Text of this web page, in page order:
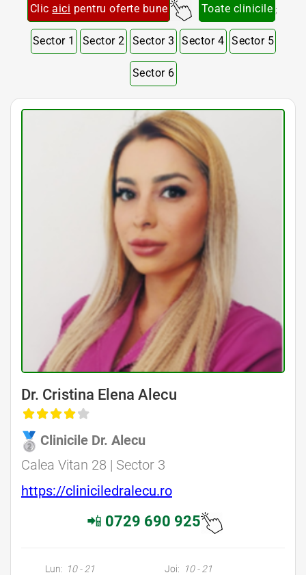
Clicaici pentru oferte bune Toate clinicile ;
Sector 1 Sector 2 Sector 3 Sector 4 Sector 5
Sector 6
Dr. Cristina Elena Alecu
Clinicile Dr. Alecu
Calea Vitan 28 | Sector 3
https://cliniciledralecu.ro
📲 0729 690 925
Lun: 10 - 21
Joi:
10 - 21